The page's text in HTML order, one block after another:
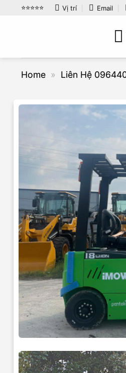
⭐️⭐️⭐️⭐️⭐️ Vị trí Email
Home » Liên Hệ